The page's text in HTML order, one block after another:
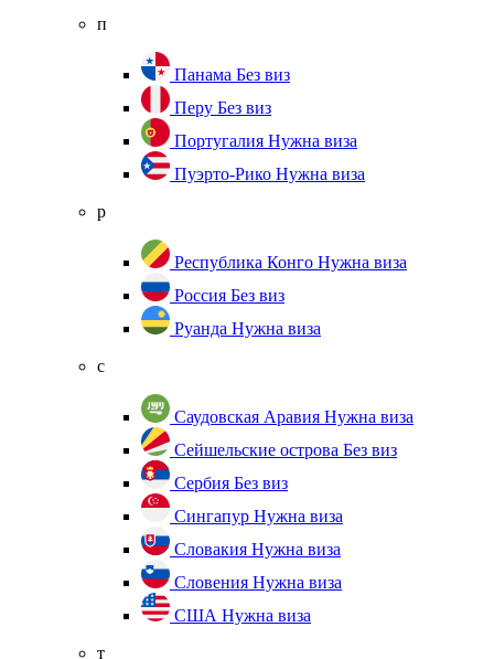
п
Панама Без виз
Перу Без виз
Португалия Нужна виза
Пуэрто-Рико Нужна виза
р
Республика Конго Нужна виза
Россия Без виз
Руанда Нужна виза
с
Саудовская Аравия Нужна виза
Сейшельские острова Без виз
Сербия Без виз
Сингапур Нужна виза
Словакия Нужна виза
Словения Нужна виза
США Нужна виза
т